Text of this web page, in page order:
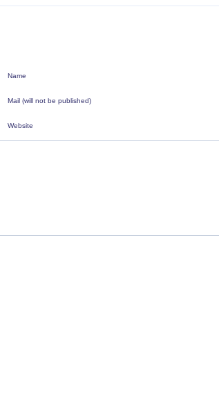
Name
Mail (will not be published)
Website